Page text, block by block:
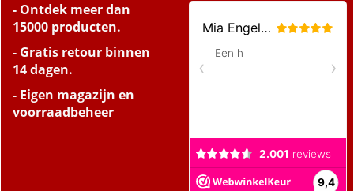
- Ontdek meer dan
15000 producten.
- Gratis retour binnen
14 dagen.
- Eigen magazijn en
voorraadbeheer